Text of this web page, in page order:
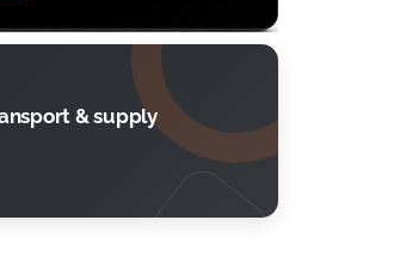
& supply